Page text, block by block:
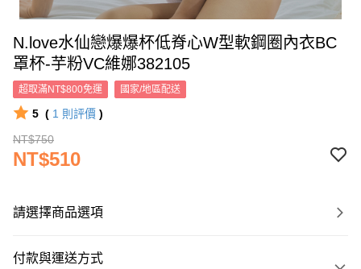
N.love水仙戀爆爆杯低脊心W型軟鋼圈內衣BC
罩杯-芋粉VC維娜382105
超取滿NT$800免運 國家/地區配送
5 ( 1 則評價 )
NT$750
NT$510
請選擇商品選項
付款與運送方式